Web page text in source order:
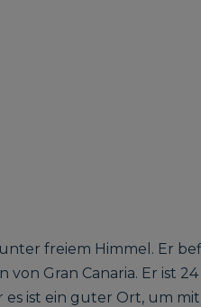
freiem Himmel. Er
Gran Canaria. Er ist
ist ein guter Ort, um mit